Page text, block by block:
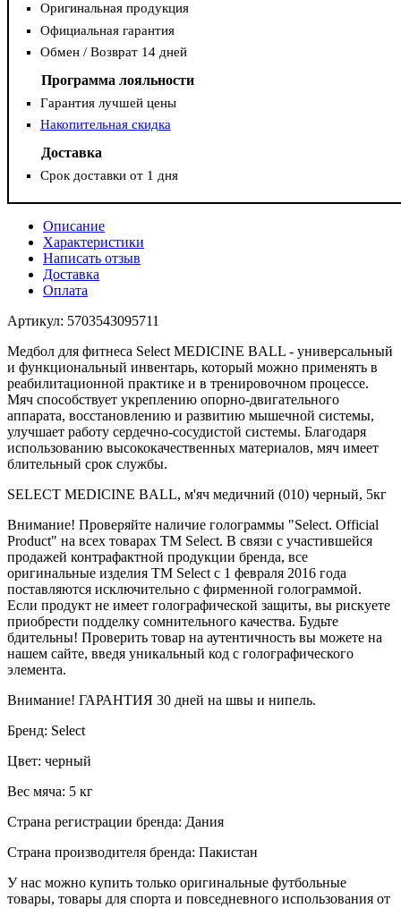
Оригинальная продукция
Официальная гарантия
Обмен / Возврат 14 дней
Программа лояльности
Гарантия лучшей цены
Накопительная скидка
Доставка
Срок доставки от 1 дня
Описание
Характеристики
Написать отзыв
Доставка
Оплата
Артикул: 5703543095711
Медбол для фитнеса Select MEDICINE BALL - универсальный
и функциональный инвентарь, который можно применять в
реабилитационной практике и в тренировочном процессе.
Мяч способствует укреплению опорно-двигательного
аппарата, восстановлению и развитию мышечной системы,
улучшает работу сердечно-сосудистой системы. Благодаря
использованию высококачественных материалов, мяч имеет
блительный срок службы.
SELECT MEDICINE BALL, м'яч медичний (010) черный, 5кг
Внимание! Проверяйте наличие голограммы "Select. Official
Product" на всех товарах ТМ Select. В связи с участившейся
продажей контрафактной продукции бренда, все
оригинальные изделия ТМ Select с 1 февраля 2016 года
поставляются исключительно с фирменной голограммой.
Если продукт не имеет голографической защиты, вы рискуете
приобрести подделку сомнительного качества. Будьте
бдительны! Проверить товар на аутентичность вы можете на
нашем сайте, введя уникальный код с голографического
элемента.
Внимание! ГАРАНТИЯ 30 дней на швы и нипель.
Бренд: Select
Цвет: черный
Вес мяча: 5 кг
Страна регистрации бренда: Дания
Страна производителя бренда: Пакистан
У нас можно купить только оригинальные футбольные
товары, товары для спорта и повседневного использования от